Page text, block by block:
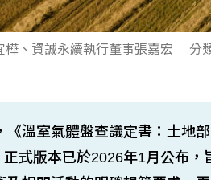
樺、資誠永續執行董事張嘉宏 分
《溫室氣體盤查議定書：土地
式版本已於2026年1月公布